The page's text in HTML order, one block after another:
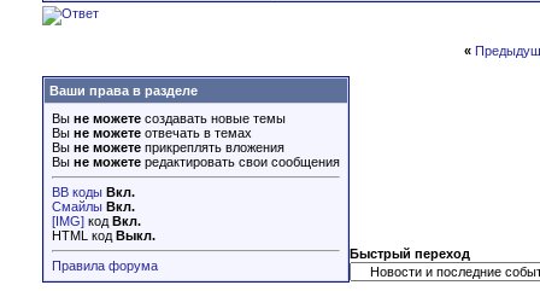
«
Ваши права в разделе
Вы не можете создавать новые темы
Вы не можете отвечать в темах
Вы не можете прикреплять вложения
Вы не можете редактировать свои сообщения
BB коды Вкл.
Смайлы Вкл.
[IMG] код Вкл.
HTML код Выкл.
Правила форума
Быстрый переход